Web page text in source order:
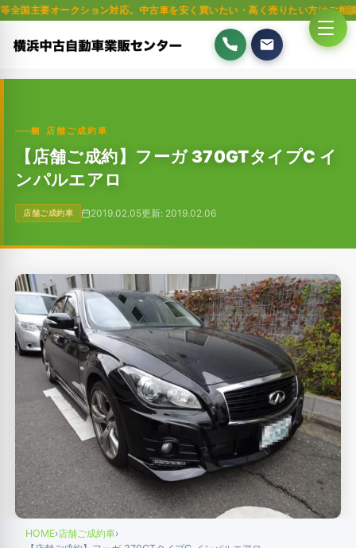
ション対応。中古車を安く買いたい・高く売りたい方はご相談ください
🏪 店舗ご成約車
【店舗ご成約】フーガ 370GTタイプC イ
ンパルエアロ
店舗ご成約車 2019.02.05更新: 2019.02.06
HOME›店舗ご成約車›